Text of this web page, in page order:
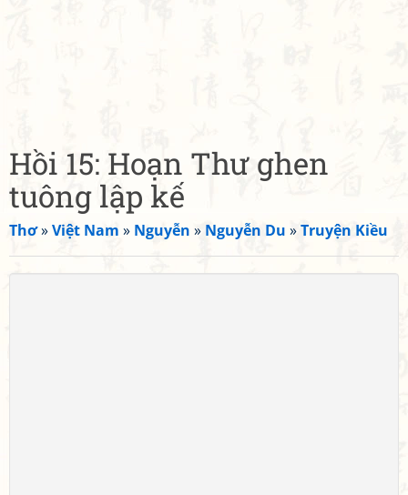
Hồi 15: Hoạn Thư ghen
tuông lập kế
Thơ»Việt Nam » Nguyễn » Nguyễn Du »Truyện Kiều